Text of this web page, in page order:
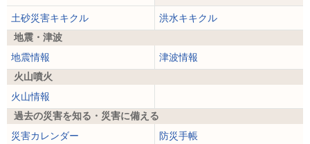
土砂災害キキクル
洪水キキクル
地震・津波
地震情報
津波情報
火山噴火
火山情報
過去の災害を知る・災害に備える
災害カレンダー
防災手帳